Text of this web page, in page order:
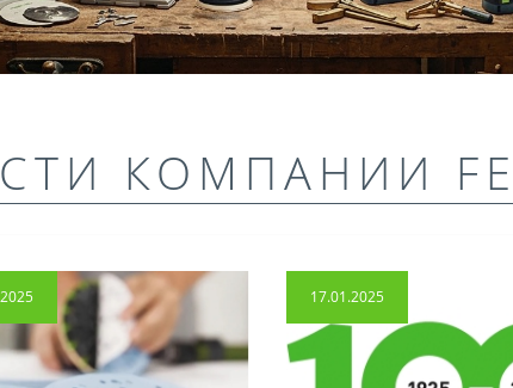
КОМПАНИИ
17.01.2025